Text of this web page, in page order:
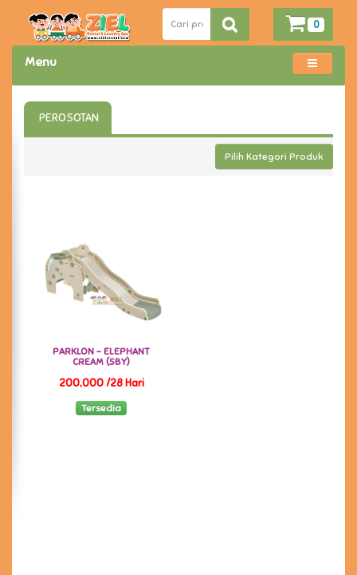
0
Menu
PEROSOTAN
Pilih Kategori Produk
PARKLON - ELEPHANT
CREAM (SBY)
200,000 /28 Hari
Tersedia